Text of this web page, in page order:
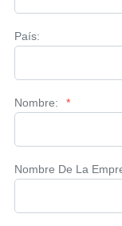
País:
Nombre: *
Nombre De La